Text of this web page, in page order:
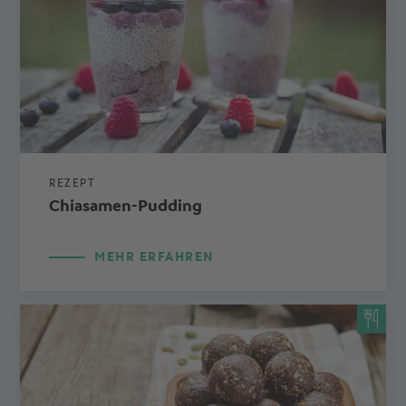
REZEPT
Chiasamen-Pudding
MEHR ERFAHREN